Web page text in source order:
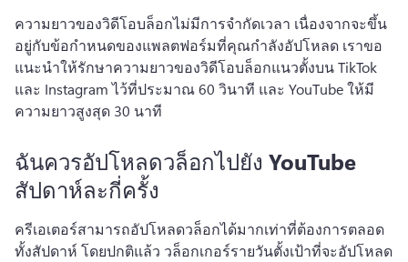
ความยาวของวิดีโอบล็อกไม่มีการจำกัดเวลา เนื่องจากจะขึ้น
อยู่กับข้อกำหนดของแพลตฟอร์มที่คุณกำลังอัปโหลด เราขอ
แนะนำให้รักษาความยาวของวิดีโอบล็อกแนวตั้งบน TikTok
และ Instagram ไว้ที่ประมาณ 60 วินาที และ YouTube ให้มี
ความยาวสูงสุด 30 นาที
ฉันควรอัปโหลดวล็อกไปยัง YouTube
สัปดาห์ละกี่ครั้ง
ครีเอเตอร์สามารถอัปโหลดวล็อกได้มากเท่าที่ต้องการตลอด
ทั้งสัปดาห์ โดยปกติแล้ว วล็อกเกอร์รายวันตั้งเป้าที่จะอัปโหลด